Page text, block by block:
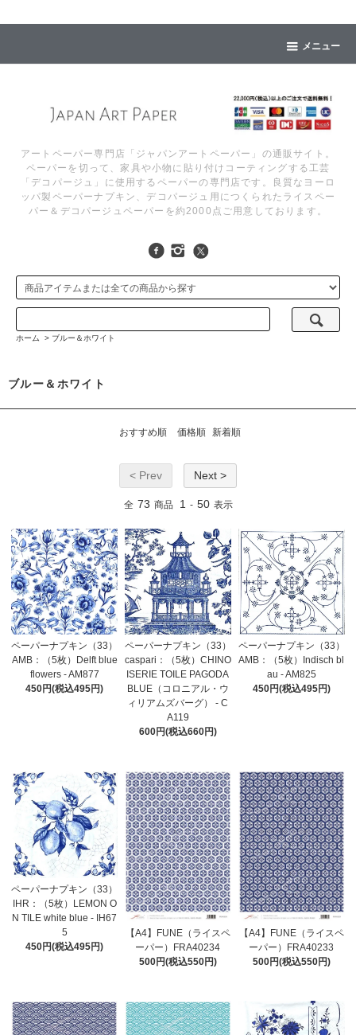
メニュー
アートペーパー専門店「ジャパンアートペーパー」の通販サイト。
ペーパーを切って、家具や小物に貼り付けコーティングする工芸
「デコパージュ」に使用するペーパーの専門店です。良質なヨーロ
ッパ製ペーパーナプキン、デコパージュ用につくられたライスペー
パー＆デコパージュペーパーを約2000点ご用意しております。
ホーム > ブルー＆ホワイト
ブルー＆ホワイト
おすすめ順 価格順 新着順
< Prev Next >
全 73 商品 1 - 50 表示
ペーパーナプキン（33）
AMB：（5枚）Delft blue
flowers - AM877
450円(税込495円)
ペーパーナプキン（33）
caspari：（5枚）CHINO
ISERIE TOILE PAGODA
BLUE（コロニアル・ウ
ィリアムズバーグ） - C
A119
600円(税込660円)
ペーパーナプキン（33）
AMB：（5枚）Indisch bl
au - AM825
450円(税込495円)
ペーパーナプキン（33）
IHR：（5枚）LEMON O
N TILE white blue - IH67
5
450円(税込495円)
【A4】FUNE（ライスペ
ーパー）FRA40234
500円(税込550円)
【A4】FUNE（ライスペ
ーパー）FRA40233
500円(税込550円)